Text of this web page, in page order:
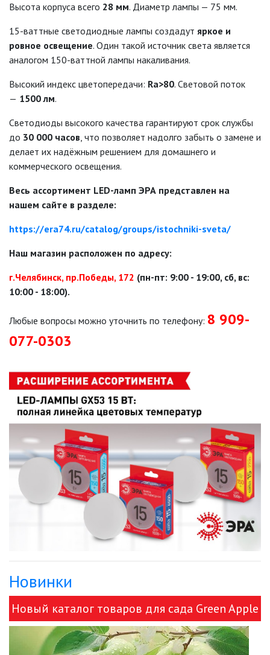
Высота корпуса всего 28 мм. Диаметр лампы — 75 мм.
15-ваттные светодиодные лампы создадут яркое и
ровное освещение. Один такой источник света является
аналогом 150-ваттной лампы накаливания.
Высокий индекс цветопередачи: Ra>80. Световой поток
— 1500 лм.
Светодиоды высокого качества гарантируют срок службы
до 30 000 часов, что позволяет надолго забыть о замене и
делает их надёжным решением для домашнего и
коммерческого освещения.
Весь ассортимент LED-ламп ЭРА представлен на
нашем сайте в разделе:
https://era74.ru/catalog/groups/istochniki-sveta/
Наш магазин расположен по адресу:
г.Челябинск, пр.Победы, 172 (пн-пт: 9:00 - 19:00, сб, вс:
10:00 - 18:00).
Любые вопросы можно уточнить по телефону: 8 909-
077-0303
Новинки
Новый каталог товаров для сада Green Apple
и ЭРА!